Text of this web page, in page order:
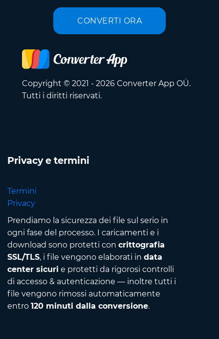
CONVERTI ORA
Copyright © 2021 - 2026 Converter App OÜ.
Tutti i diritti riservati.
Privacy e termini
Termini
Privacy
Prendiamo la sicurezza dei file sul serio in
ogni fase del processo. I caricamenti e i
download sono protetti con crittografia
SSL/TLS, i file vengono elaborati in data
center sicuri e protetti da rigorosi controlli
di accesso & autenticazione — inoltre tutti i
file vengono rimossi automaticamente
entro 120 minuti dalla conversione.